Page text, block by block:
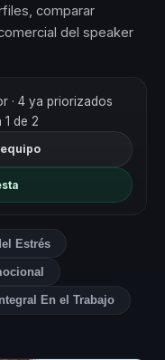
comparar
del speaker
· 4 ya priorizados
1 de 2
Estrés
En el Trabajo